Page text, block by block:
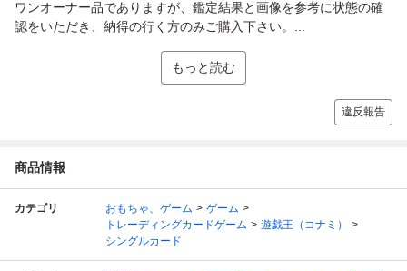
ワンオーナー品でありますが、鑑定結果と画像を参考に状態の確
認をいただき、納得の行く方のみご購入下さい。...
もっと読む
違反報告
商品情報
カテゴリ おもちゃ、ゲーム
ゲーム
トレーディングカードゲーム
遊戯王（コナミ）
シングルカード